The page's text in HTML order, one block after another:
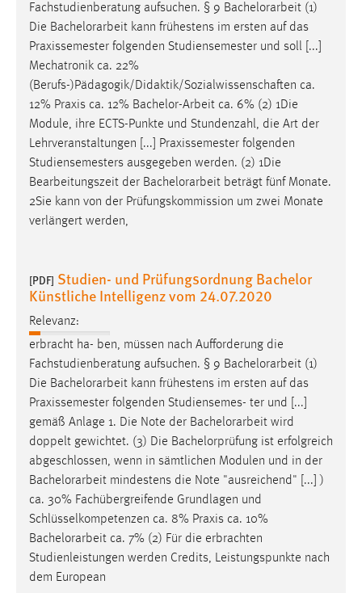
Fachstudienberatung aufsuchen. § 9 Bachelorarbeit (1)
Die Bachelorarbeit kann frühestens im ersten auf das
Praxissemester folgenden Studiensemester und soll [...]
Mechatronik ca. 22%
(Berufs-)Pädagogik/Didaktik/Sozialwissenschaften ca.
12% Praxis ca. 12% Bachelor-Arbeit ca. 6% (2) 1Die
Module, ihre ECTS-Punkte und Stundenzahl, die Art der
Lehrveranstaltungen [...] Praxissemester folgenden
Studiensemesters ausgegeben werden. (2) 1Die
Bearbeitungszeit der Bachelorarbeit beträgt fünf Monate.
2Sie kann von der Prüfungskommission um zwei Monate
verlängert werden,
[PDF] Studien- und Prüfungsordnung Bachelor
Künstliche Intelligenz vom 24.07.2020
Relevanz:
erbracht ha- ben, müssen nach Aufforderung die
Fachstudienberatung aufsuchen. § 9 Bachelorarbeit (1)
Die Bachelorarbeit kann frühestens im ersten auf das
Praxissemester folgenden Studiensemes- ter und [...]
gemäß Anlage 1. Die Note der Bachelorarbeit wird
doppelt gewichtet. (3) Die Bachelorprüfung ist erfolgreich
abgeschlossen, wenn in sämtlichen Modulen und in der
Bachelorarbeit mindestens die Note "ausreichend" [...] )
ca. 30% Fachübergreifende Grundlagen und
Schlüsselkompetenzen ca. 8% Praxis ca. 10%
Bachelorarbeit ca. 7% (2) Für die erbrachten
Studienleistungen werden Credits, Leistungspunkte nach
dem European